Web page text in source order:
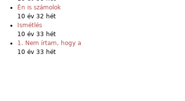
Én is számolok
10 év 32 hét
Ismétlés
10 év 33 hét
1. Nem írtam, hogy a
10 év 33 hét